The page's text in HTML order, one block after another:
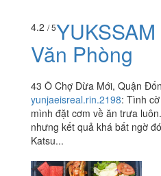
4.2 / 5
Văn Phòng
43 Ô Chợ Dừa Mới, Quận
yunjaeisreal.rin.2198: Tình
mình đặt cơm về ăn trưa
nhưng kết quả khá bất ngờ
Katsu...